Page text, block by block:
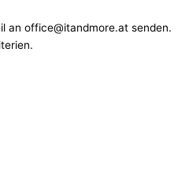
an office@itandmore.at senden.